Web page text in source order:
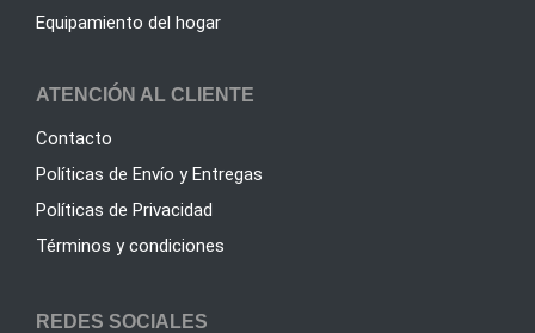
Equipamiento del hogar
ATENCIÓN AL CLIENTE
Contacto
Políticas de Envío y Entregas
Políticas de Privacidad
Términos y condiciones
REDES SOCIALES